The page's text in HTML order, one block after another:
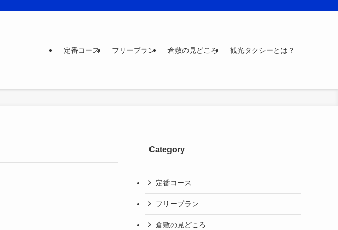
定番コース フリープラン 倉敷の見どころ 観光タクシーとは？
Category
定番コース
フリープラン
倉敷の見どころ